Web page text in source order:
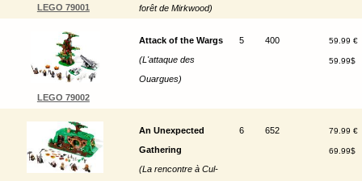
LEGO 79001
forêt de Mirkwood)
LEGO 79002
Attack of the Wargs
(L'attaque des
Ouargues)
5 400 59.99 €
59.99$
An Unexpected
Gathering
(La rencontre à Cul-
6 652 79.99 €
69.99$